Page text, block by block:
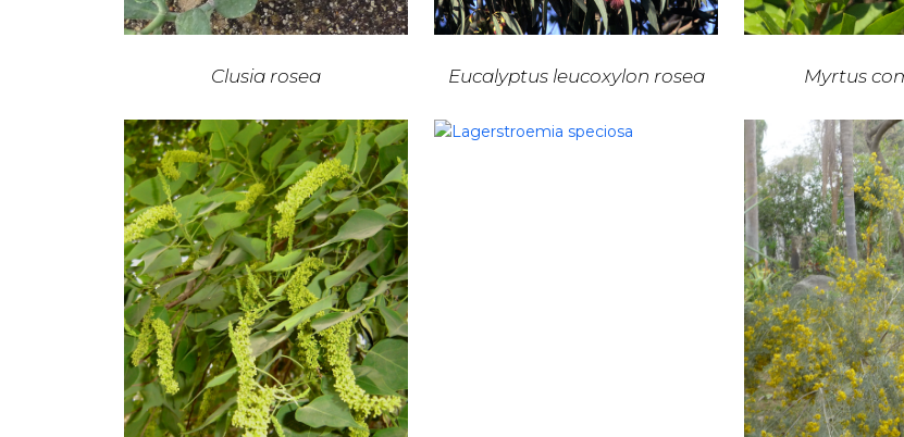
Clusia rosea Eucalyptus leucoxylon rosea Myrtus